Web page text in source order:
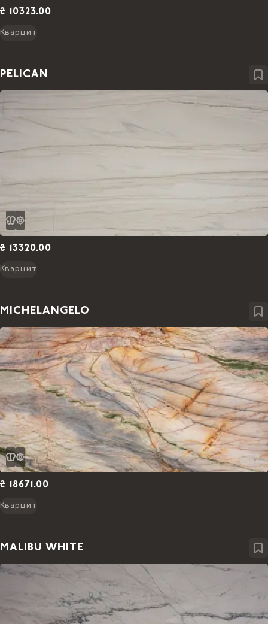
₴ 10323.00
Кварцит
PELICAN
₴ 13320.00
Кварцит
MICHELANGELO
₴ 18671.00
Кварцит
MALIBU WHITE